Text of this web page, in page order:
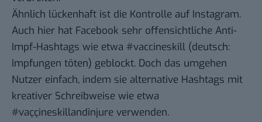
Ähnlich lückenhaft ist die Kontrolle auf Instagram.
Auch hier hat Facebook sehr offensichtliche Anti-
Impf-Hashtags wie etwa #vaccineskill (deutsch:
Impfungen töten) geblockt. Doch das umgehen
Nutzer einfach, indem sie alternative Hashtags mit
kreativer Schreibweise wie etwa
#vaççineskillandinjure verwenden.